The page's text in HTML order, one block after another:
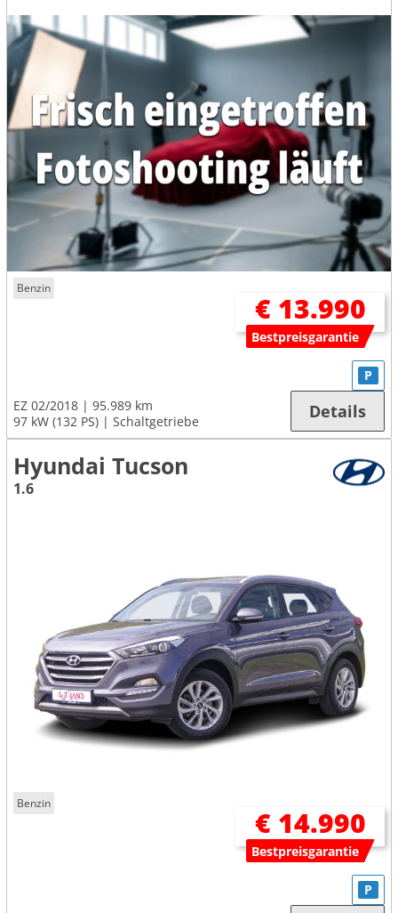
Benzin
€ 13.990
Bestpreisgarantie
EZ 02/2018
95.989 km
97 kW (132 PS)
Schaltgetriebe
P
Details
Hyundai Tucson
1.6
Benzin
€ 14.990
Bestpreisgarantie
P